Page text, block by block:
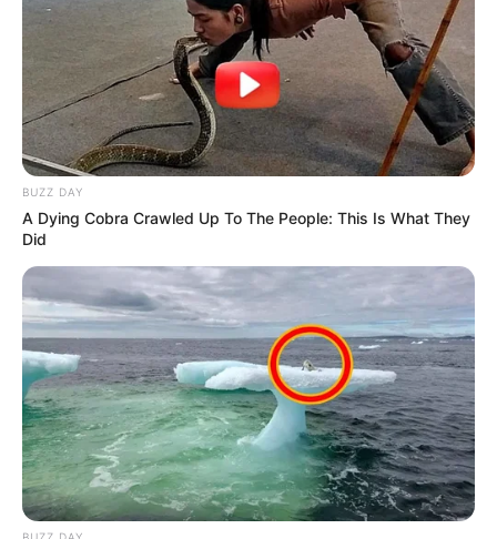
BUZZ DAY
A Dying Cobra Crawled Up To The People: This Is What They
Did